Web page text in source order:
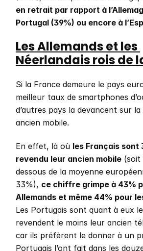
en retrait par rapport à
Portugal (39%) ou encore à
Les Allemands et les
Néerlandais rois de
Si la France demeure le pays
meilleur taux de smartphones
d’autres pays la devancent sur
ancien mobile.
En effet, là où les Français sont
revendu leur ancien mobile (soit
dessous de la moyenne
33%), ce chiffre grimpe à 43%
Allemands et même 44% pour
Les Portugais sont quant à eux
revendent le moins leur ancien
car ils préfèrent le donner à un
Portugais l’ont fait dans les